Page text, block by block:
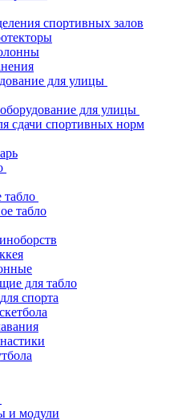
спортивных залов
для улицы
для улицы
сдачи спортивных норм
табло
табло
для табло
спорта
и модули